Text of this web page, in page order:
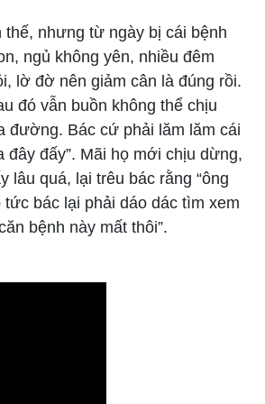
thế, nhưng từ ngày bị cái bệnh
ngủ không yên, nhiều đêm
lờ đờ nên giảm cân là đúng rồi.
đó vẫn buồn không thể chịu
đường. Bác cứ phải lăm lăm cái
đây đấy”. Mãi họ mới chịu dừng,
quá, lại trêu bác rằng “ông
bác lại phải dáo dác tìm xem
bệnh này mất thôi”.